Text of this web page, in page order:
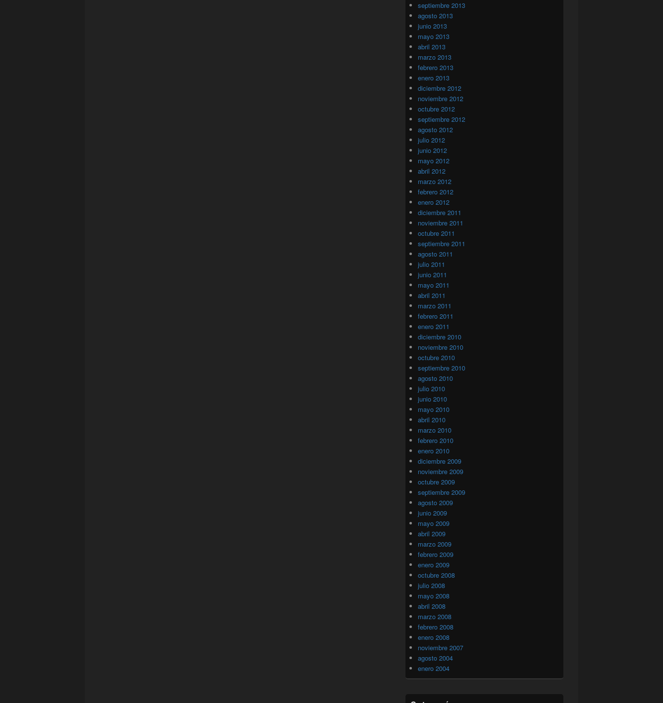
septiembre 2013
agosto 2013
junio 2013
mayo 2013
abril 2013
marzo 2013
febrero 2013
enero 2013
diciembre 2012
noviembre 2012
octubre 2012
septiembre 2012
agosto 2012
julio 2012
junio 2012
mayo 2012
abril 2012
marzo 2012
febrero 2012
enero 2012
diciembre 2011
noviembre 2011
octubre 2011
septiembre 2011
agosto 2011
julio 2011
junio 2011
mayo 2011
abril 2011
marzo 2011
febrero 2011
enero 2011
diciembre 2010
noviembre 2010
octubre 2010
septiembre 2010
agosto 2010
julio 2010
junio 2010
mayo 2010
abril 2010
marzo 2010
febrero 2010
enero 2010
diciembre 2009
noviembre 2009
octubre 2009
septiembre 2009
agosto 2009
junio 2009
mayo 2009
abril 2009
marzo 2009
febrero 2009
enero 2009
octubre 2008
julio 2008
mayo 2008
abril 2008
marzo 2008
febrero 2008
enero 2008
noviembre 2007
agosto 2004
enero 2004